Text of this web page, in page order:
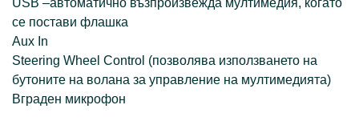
USB –автоматично възпроизвежда мултимедия, когато
се постави флашка
Aux In
Steering Wheel Control (позволява използването на
бутоните на волана за управление на мултимедията)
Вграден микрофон